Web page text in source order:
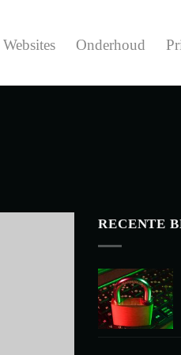
Websites Onderhoud
RECENTE